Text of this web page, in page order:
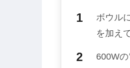
ボウル
を加え
600W